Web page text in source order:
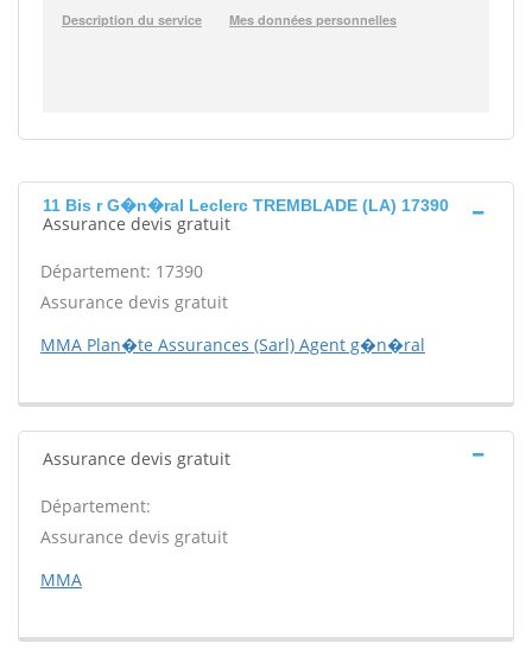
11 Bis r G�n�ral Leclerc TREMBLADE (LA) 17390
Assurance devis gratuit
Département: 17390
Assurance devis gratuit
MMA Plan�te Assurances (Sarl) Agent g�n�ral
Assurance devis gratuit
Département:
Assurance devis gratuit
MMA